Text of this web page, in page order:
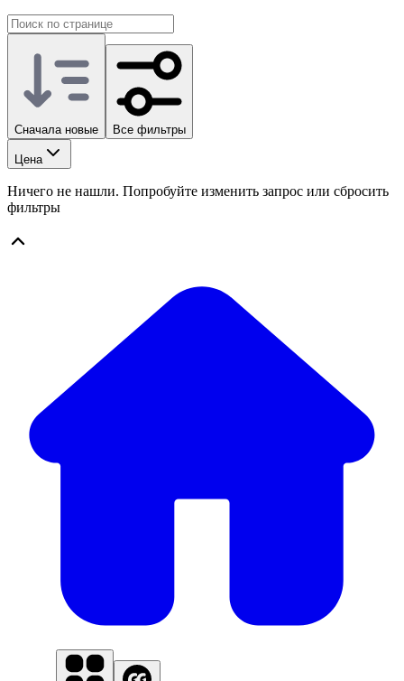
Сначала новые Все фильтры
Цена
Ничего не нашли. Попробуйте изменить запрос или сбросить
фильтры